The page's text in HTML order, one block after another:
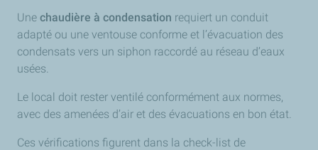
Une chaudière à condensation requiert un conduit
adapté ou une ventouse conforme et l’évacuation des
condensats vers un siphon raccordé au réseau d’eaux
usées.
Le local doit rester ventilé conformément aux normes,
avec des amenées d’air et des évacuations en bon état.
Ces vérifications figurent dans la check-list de